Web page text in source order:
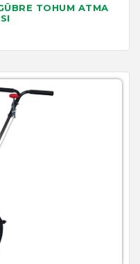
TOHUM ATMA